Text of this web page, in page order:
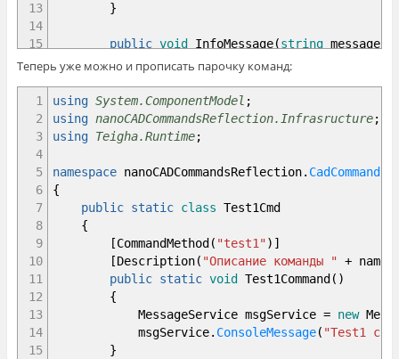
13
14
15
16
18
19
20
21
22
23
24
25
26
27
28
29
30
31
32
}
public void InfoMessage(stringmessage)
{
}
public voidConsoleMessage
Document doc=Application.
{
InfoMessage
}
Editor ed =doc .Editor;
ed
Теперь уже можно и прописать парочку команд:
1
2
3
4
5
6
7
8
9
10
11
12
13
14
15
using System.ComponentModel ;
using nanoCADCommandsReflection.Infrasructure;
using Teigha.Runtime;
namespacenanoCADCommandsReflection. CadCommands
{
public static class Test1Cmd
{
[CommandMethod ( "test1") ]
[Description( "Описание команды " +
public static void Test1Command ( )
{
MessageService msgService = new
msgService. ConsoleMessage( "Test1
}